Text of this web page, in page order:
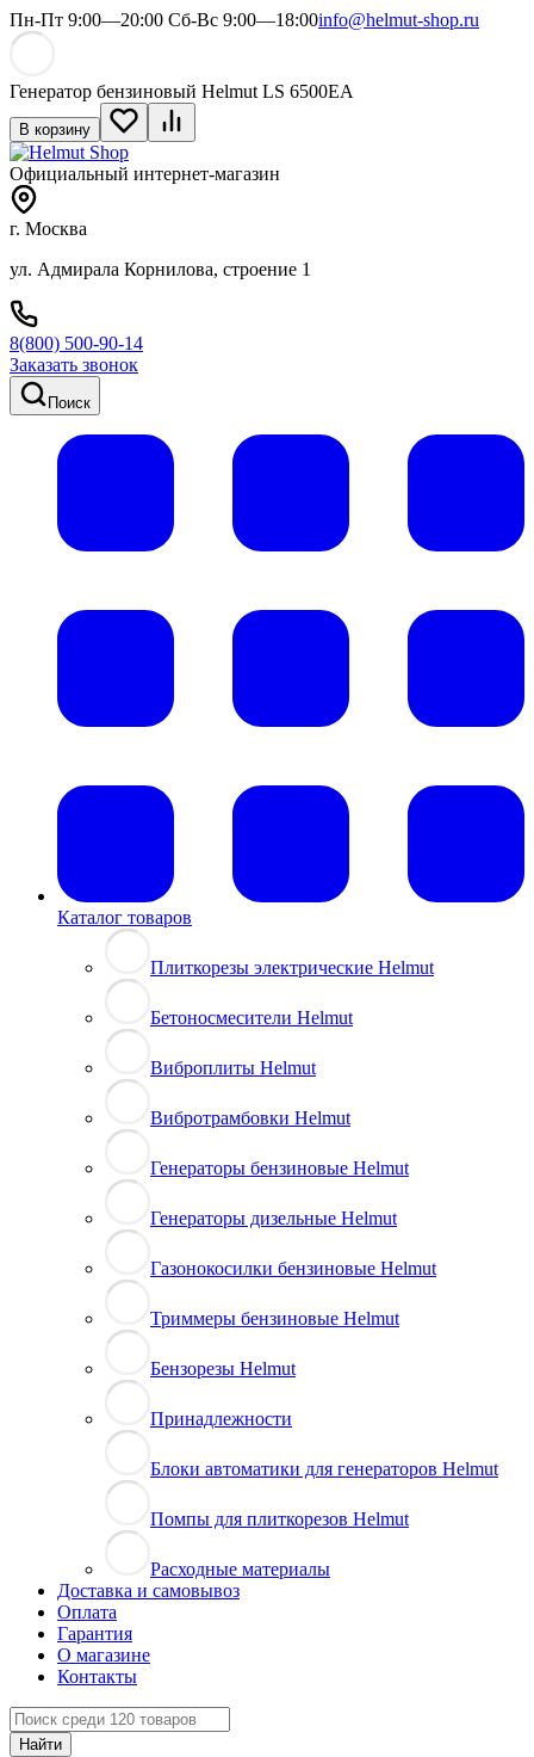
Пн-Пт 9:00—20:00 Сб-Вс 9:00—18:00info@helmut-shop.ru
Генератор бензиновый Helmut LS 6500EA
В корзину
Официальный интернет-магазин
г. Москва
ул. Адмирала Корнилова, строение 1
8(800) 500-90-14
Заказать звонок
Поиск
Каталог товаров
Плиткорезы электрические Helmut
Бетоносмесители Helmut
Виброплиты Helmut
Вибротрамбовки Helmut
Генераторы бензиновые Helmut
Генераторы дизельные Helmut
Газонокосилки бензиновые Helmut
Триммеры бензиновые Helmut
Бензорезы Helmut
Принадлежности
Блоки автоматики для генераторов Helmut
Помпы для плиткорезов Helmut
Расходные материалы
Доставка и самовывоз
Оплата
Гарантия
О магазине
Контакты
Найти